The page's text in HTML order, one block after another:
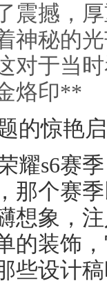
震撼，
神秘的
对于当
烙印**
的惊艳
耀s6赛
那个赛
想象，
的装饰
些设计